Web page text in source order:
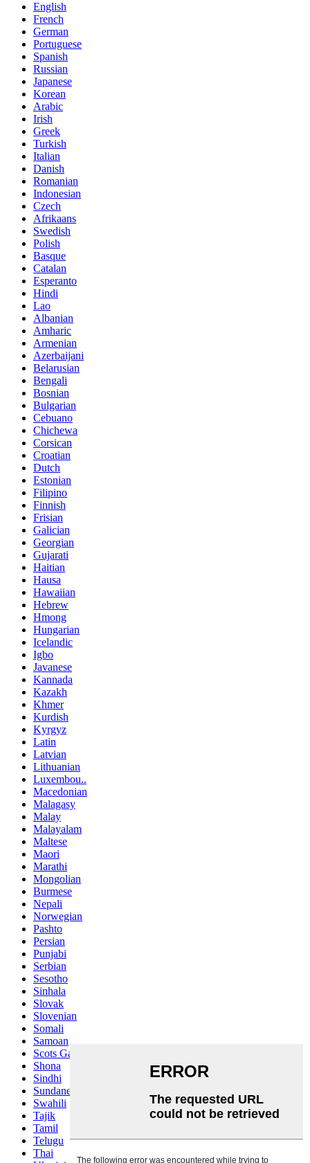
English
French
German
Portuguese
Spanish
Russian
Japanese
Korean
Arabic
Irish
Greek
Turkish
Italian
Danish
Romanian
Indonesian
Czech
Afrikaans
Swedish
Polish
Basque
Catalan
Esperanto
Hindi
Lao
Albanian
Amharic
Armenian
Azerbaijani
Belarusian
Bengali
Bosnian
Bulgarian
Cebuano
Chichewa
Corsican
Croatian
Dutch
Estonian
Filipino
Finnish
Frisian
Galician
Georgian
Gujarati
Haitian
Hausa
Hawaiian
Hebrew
Hmong
Hungarian
Icelandic
Igbo
Javanese
Kannada
Kazakh
Khmer
Kurdish
Kyrgyz
Latin
Latvian
Lithuanian
Luxembou..
Macedonian
Malagasy
Malay
Malayalam
Maltese
Maori
Marathi
Mongolian
Burmese
Nepali
Norwegian
Pashto
Persian
Punjabi
Serbian
Sesotho
Sinhala
Slovak
Slovenian
Somali
Samoan
Scots Gaelic
Shona
Sindhi
Sundanese
Swahili
Tajik
Tamil
Telugu
Thai